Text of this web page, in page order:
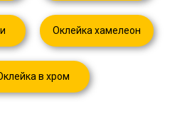
Оклейка хамелеон
в хром